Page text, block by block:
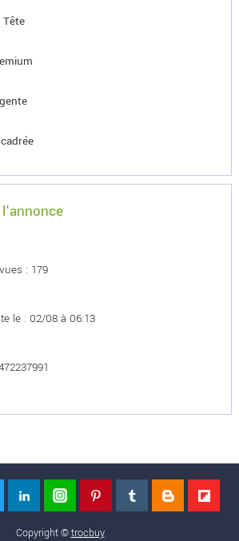
: 179
le : 02/08 à 06:13
Copyright ©trocbuy